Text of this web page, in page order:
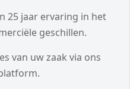
25 jaar ervaring in het
geschillen.
van uw zaak via ons